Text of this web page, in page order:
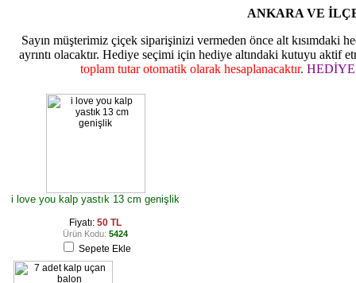
ANKARA VE
Sayın müşterimiz çiçek siparişinizi vermeden önce alt kısımdaki
ayrıntı olacaktır. Hediye seçimi için hediye altındaki kutuyu aktif
toplam tutar otomatik olarak hesaplanacaktır.
i love you kalp yastık 13 cm genişlik
Fiyatı: 50 TL
Ürün Kodu: 5424
Sepete Ekle